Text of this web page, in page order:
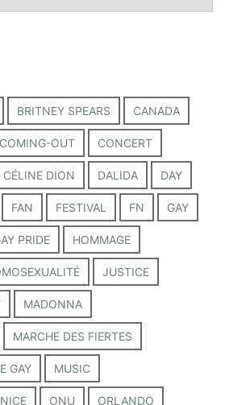
BRITNEY SPEARS CANADA
COMING-OUT CONCERT
CÉLINE DION DALIDA DAY
FAN FESTIVAL FN GAY
PRIDE HOMMAGE
JUSTICE
MADONNA
MARCHE DES FIERTES
GAY MUSIC
NICE ONU ORLANDO